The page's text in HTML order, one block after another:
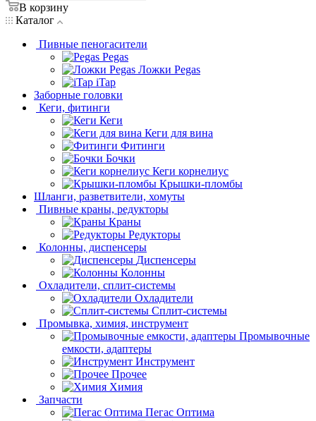
В корзину
Каталог
Пивные пеногасители
Pegas
Ложки Pegas
iTap
Заборные головки
Кеги, фитинги
Кеги
Кеги для вина
Фитинги
Бочки
Кеги корнелиус
Крышки-пломбы
Шланги, разветвители, хомуты
Пивные краны, редукторы
Краны
Редукторы
Колонны, диспенсеры
Диспенсеры
Колонны
Охладители, сплит-системы
Охладители
Сплит-системы
Промывка, химия, инструмент
Промывочные
емкости, адаптеры
Инструмент
Прочее
Химия
Запчасти
Пегас Оптима